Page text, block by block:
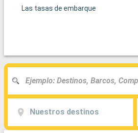
Las tasas de embarque
Nuestros destinos